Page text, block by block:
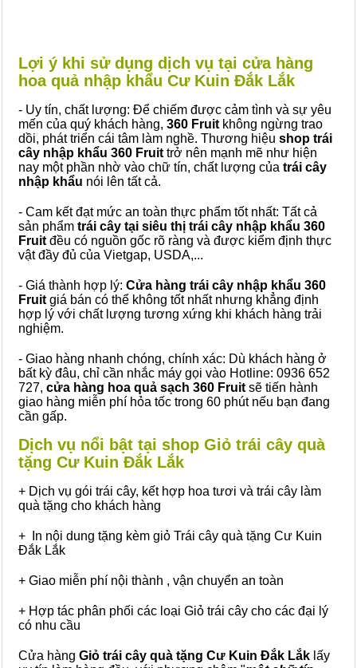
Lợi ý khi sử dụng dịch vụ tại cửa hàng
hoa quả nhập khẩu Cư Kuin Đắk Lắk
- Uy tín, chất lượng: Để chiếm được cảm tình và sự yêu
mến của quý khách hàng, 360 Fruit không ngừng trao
dồi, phát triển cái tâm làm nghề. Thương hiệu shop trái
cây nhập khẩu 360 Fruit trở nên mạnh mẽ như hiện
nay một phần nhờ vào chữ tín, chất lượng của trái cây
nhập khẩu nói lên tất cả.
- Cam kết đạt mức an toàn thực phẩm tốt nhất: Tất cả
sản phẩm trái cây tại siêu thị trái cây nhập khẩu 360
Fruit đều có nguồn gốc rõ ràng và được kiểm định thực
vật đầy đủ của Vietgap, USDA,...
- Giá thành hợp lý: Cửa hàng trái cây nhập khẩu 360
Fruit giá bán có thể không tốt nhất nhưng khẳng định
hợp lý với chất lượng tương xứng khi khách hàng trải
nghiệm.
- Giao hàng nhanh chóng, chính xác: Dù khách hàng ở
bất kỳ đâu, chỉ cần nhắc máy gọi vào Hotline: 0936 652
727, cửa hàng hoa quả sạch 360 Fruit sẽ tiến hành
giao hàng miễn phí hỏa tốc trong 60 phút nếu bạn đang
cần gấp.
Dịch vụ nổi bật tại shop Giỏ trái cây quà
tặng Cư Kuin Đắk Lắk
+ Dịch vụ gói trái cây, kết hợp hoa tươi và trái cây làm
quà tặng cho khách hàng
+ In nội dung tặng kèm giỏ Trái cây quà tặng Cư Kuin
Đắk Lắk
+ Giao miễn phí nội thành , vận chuyển an toàn
+ Hợp tác phân phối các loại Giỏ trái cây cho các đại lý
có nhu cầu
Cửa hàng Giỏ trái cây quà tặng Cư Kuin Đắk Lắk lấy